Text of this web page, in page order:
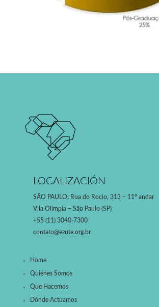
LOCALIZACIÓN
SÃO PAULO: Rua do Rocio, 313 – 11º andar
Vila Olímpia – São Paulo (SP)
+55 (11) 3040-7300
contato@ezute.org.br
Home
Quiénes Somos
Que Hacemos
Dónde Actuamos